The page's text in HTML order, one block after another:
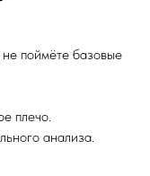
поймёте базовые
плечо.
анализа.